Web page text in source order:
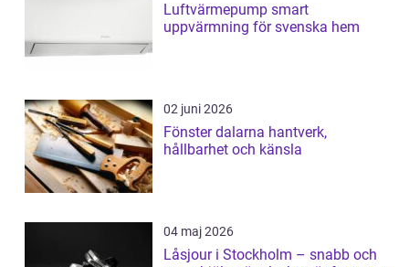
Luftvärmepump smart
uppvärmning för svenska hem
02 juni 2026
Fönster dalarna hantverk,
hållbarhet och känsla
04 maj 2026
Låsjour i Stockholm – snabb och